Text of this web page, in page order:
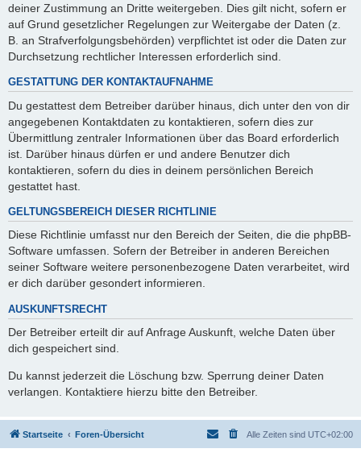
deiner Zustimmung an Dritte weitergeben. Dies gilt nicht, sofern er
auf Grund gesetzlicher Regelungen zur Weitergabe der Daten (z.
B. an Strafverfolgungsbehörden) verpflichtet ist oder die Daten zur
Durchsetzung rechtlicher Interessen erforderlich sind.
GESTATTUNG DER KONTAKTAUFNAHME
Du gestattest dem Betreiber darüber hinaus, dich unter den von dir
angegebenen Kontaktdaten zu kontaktieren, sofern dies zur
Übermittlung zentraler Informationen über das Board erforderlich
ist. Darüber hinaus dürfen er und andere Benutzer dich
kontaktieren, sofern du dies in deinem persönlichen Bereich
gestattet hast.
GELTUNGSBEREICH DIESER RICHTLINIE
Diese Richtlinie umfasst nur den Bereich der Seiten, die die phpBB-
Software umfassen. Sofern der Betreiber in anderen Bereichen
seiner Software weitere personenbezogene Daten verarbeitet, wird
er dich darüber gesondert informieren.
AUSKUNFTSRECHT
Der Betreiber erteilt dir auf Anfrage Auskunft, welche Daten über
dich gespeichert sind.
Du kannst jederzeit die Löschung bzw. Sperrung deiner Daten
verlangen. Kontaktiere hierzu bitte den Betreiber.
Startseite Foren-Übersicht Alle Zeiten sind UTC+02:00